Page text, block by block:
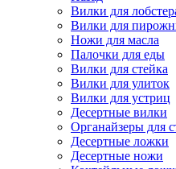
Вилки для
Вилки для
Ножи для масла
Палочки для еды
Вилки для стейка
Вилки для улиток
Вилки для устриц
Десертные вилки
Органайзеры для
Десертные ложки
Десертные ножи